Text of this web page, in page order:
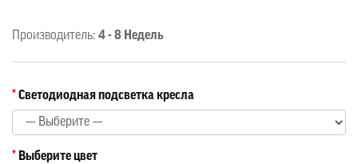
Производитель: 4 - 8 Недель
Светодиодная подсветка кресла
Выберите цвет